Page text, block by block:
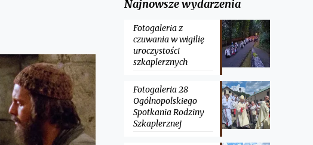
Najnowsze wydarzenia
Fotogaleria z
czuwania w wigilię
uroczystości
szkaplerznych
Fotogaleria 28
Ogólnopolskiego
Spotkania Rodziny
Szkaplerznej